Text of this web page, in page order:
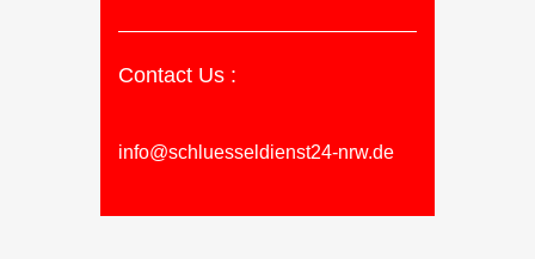
Contact Us :
info@schluesseldienst24-nrw.de